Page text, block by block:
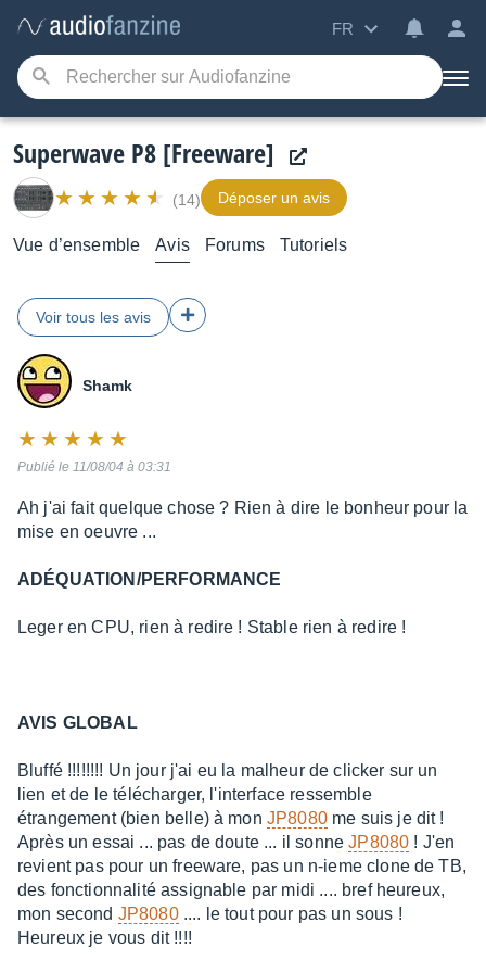
FR
Superwave P8 [Freeware]
(14) Déposer un avis
Vue d’ensemble Avis Forums Tutoriels
Voir tous les avis
Shamk
10
10
Publié le 11/08/04 à 03:31
Ah j'ai fait quelque chose ? Rien à dire le bonheur pour la
mise en oeuvre ...
ADÉQUATION/PERFORMANCE
Leger en CPU, rien à redire ! Stable rien à redire !
AVIS GLOBAL
Bluffé !!!!!!!! Un jour j'ai eu la malheur de clicker sur un
lien et de le télécharger, l'interface ressemble
étrangement (bien belle) à mon JP8080me suis je dit !
Après un essai ... pas de doute ... il sonneJP8080 ! J'en
revient pas pour un freeware, pas un n-ieme clone de TB,
des fonctionnalité assignable par midi .... bref heureux,
mon second JP8080.... le tout pour pas un sous !
Heureux je vous dit !!!!